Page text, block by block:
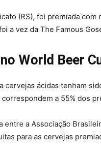
(RS), foi premiada
a vez da The Famous
World Beer
ácidas tenham
a 55% dos
a Associação
para as cervejas